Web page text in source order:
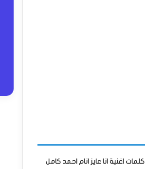
كلمات اغنية انا عايز انام احمد كامل